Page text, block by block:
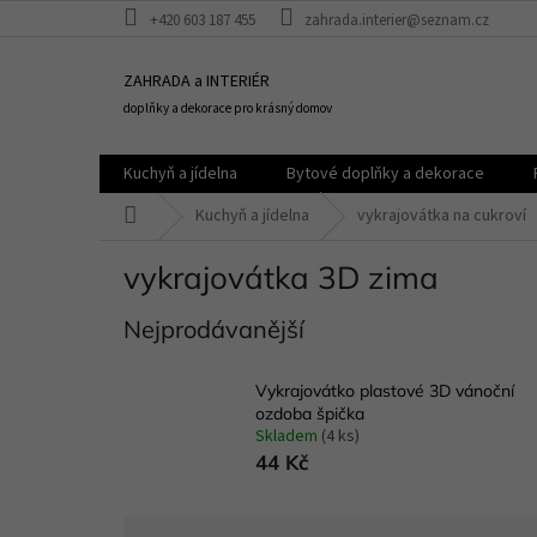
+420 603 187 455 zahrada.interier@seznam.cz
ZAHRADA a INTERIÉR
doplňky a dekorace pro krásný domov
Kuchyň a jídelna Bytové doplňky a dekorace
Kuchyň a jídelna vykrajovátka na cukroví
vykrajovátka 3D zima
Nejprodávanější
Vykrajovátko plastové 3D vánoční
ozdoba špička
Skladem (4 ks)
44 Kč